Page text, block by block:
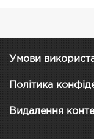
Умови
Політика
Видалення